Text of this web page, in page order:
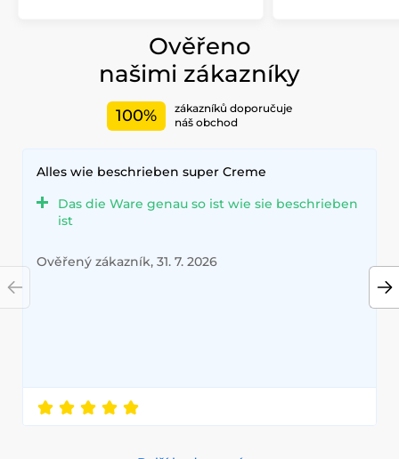
Ověřeno
našimi zákazníky
100%
zákazníků doporučuje
náš obchod
Alles wie beschrieben super Creme
Das die Ware genau so ist wie sie beschrieben
ist
Ověřený zákazník, 31. 7. 2026